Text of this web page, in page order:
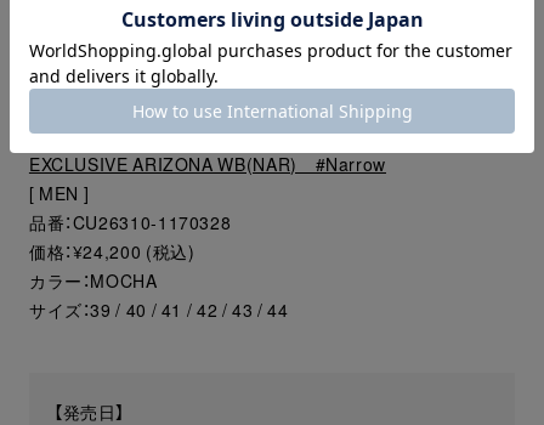
※ 発売日、取り扱い店舗は予告なく変更する場合がござ
いますので予めご了承ください。
EXCLUSIVE ARIZONA WB(NAR) #Narrow
[ MEN ]
品番：CU26310-1170328
価格：¥24,200 (税込)
カラー：MOCHA
サイズ：39 / 40 / 41 / 42 / 43 / 44
【発売日】